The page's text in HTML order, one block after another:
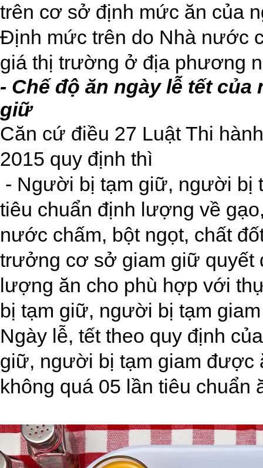
trên cơ sở định mức ăn của
Định mức trên do Nhà nước
giá thị trường ở địa phương
- Chế độ ăn ngày lễ tết
giữ
Căn cứ điều 27 Luật Thi
2015 quy định thì
- Người bị tạm giữ, người bị
tiêu chuẩn định lượng về
nước chấm, bột ngọt, chất
trưởng cơ sở giam giữ quyết
lượng ăn cho phù hợp với
bị tạm giữ, người bị tạm
Ngày lễ, tết theo quy định
giữ, người bị tạm giam được
không quá 05 lần tiêu chuẩn